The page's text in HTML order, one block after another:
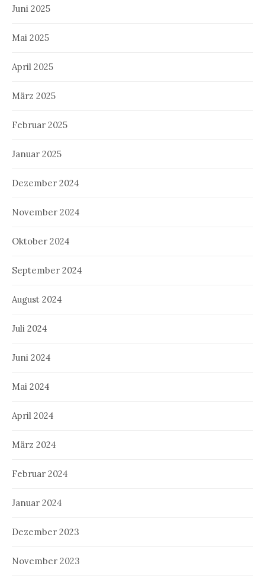
Juni 2025
Mai 2025
April 2025
März 2025
Februar 2025
Januar 2025
Dezember 2024
November 2024
Oktober 2024
September 2024
August 2024
Juli 2024
Juni 2024
Mai 2024
April 2024
März 2024
Februar 2024
Januar 2024
Dezember 2023
November 2023